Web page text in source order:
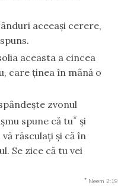
aceeaşi cerere,
aceasta a cincea
care ţinea în mână o
zvonul
spune că tu* şi
răsculaţi şi că în
Se zice că tu vei
* Neem 2:19